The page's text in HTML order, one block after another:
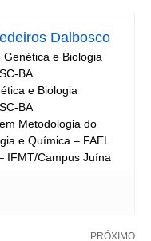
Dalbosco
e Biologia
BA
e Biologia
BA
Metodologia do
e Química – FAEL
IFMT/Campus Juína
PRÓXIMO